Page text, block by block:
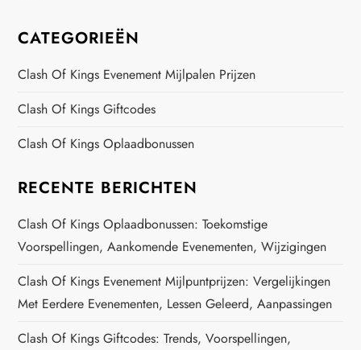
CATEGORIEËN
Clash Of Kings Evenement Mijlpalen Prijzen
Clash Of Kings Giftcodes
Clash Of Kings Oplaadbonussen
RECENTE BERICHTEN
Clash Of Kings Oplaadbonussen: Toekomstige
Voorspellingen, Aankomende Evenementen, Wijzigingen
Clash Of Kings Evenement Mijlpuntprijzen: Vergelijkingen
Met Eerdere Evenementen, Lessen Geleerd, Aanpassingen
Clash Of Kings Giftcodes: Trends, Voorspellingen,